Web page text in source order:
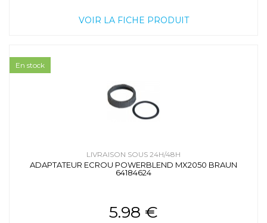
VOIR LA FICHE PRODUIT
LIVRAISON SOUS 24H/48H
ADAPTATEUR ECROU POWERBLEND MX2050 BRAUN
64184624
5.98 €
En stock